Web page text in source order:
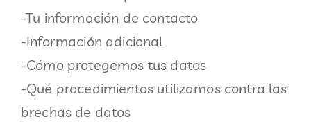
-Tu información de contacto
-Información adicional
-Cómo protegemos tus datos
-Qué procedimientos utilizamos contra las
brechas de datos